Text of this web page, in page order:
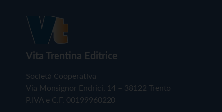
Vita Trentina Editrice
Società Cooperativa
Via Monsignor Endrici, 14 – 38122 Trento
P.IVA e C.F. 00199960220